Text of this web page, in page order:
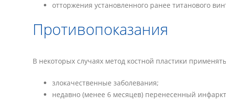
отторжения установленного ранее титанового
Противопоказания
В некоторых случаях метод костной пластики
злокачественные заболевания;
недавно (менее 6 месяцев) перенесенный